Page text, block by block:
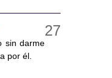
sin darme
por él.